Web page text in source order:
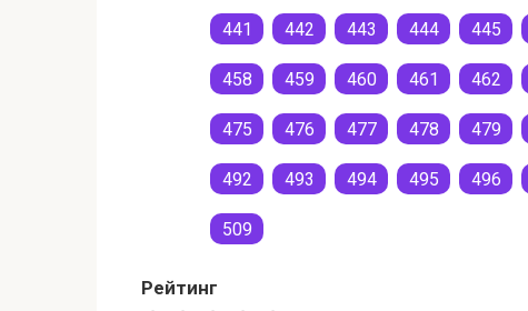
441 442 443 444 445
458 459 460 461 462
475 476 477 478 479
492 493 494 495 496
509
Рейтинг